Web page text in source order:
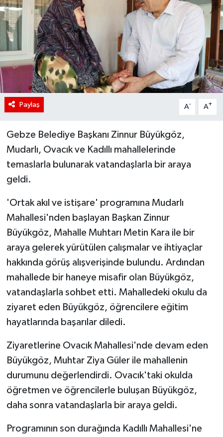
Paylaş A- A+
Gebze Belediye Başkanı Zinnur Büyükgöz,
Mudarlı, Ovacık ve Kadıllı mahallelerinde
temaslarla bulunarak vatandaşlarla bir araya
geldi.
'Ortak akıl ve istişare' programına Mudarlı
Mahallesi'nden başlayan Başkan Zinnur
Büyükgöz, Mahalle Muhtarı Metin Kara ile bir
araya gelerek yürütülen çalışmalar ve ihtiyaçlar
hakkında görüş alışverişinde bulundu. Ardından
mahallede bir haneye misafir olan Büyükgöz,
vatandaşlarla sohbet etti. Mahalledeki okulu da
ziyaret eden Büyükgöz, öğrencilere eğitim
hayatlarında başarılar diledi.
Ziyaretlerine Ovacık Mahallesi'nde devam eden
Büyükgöz, Muhtar Ziya Güler ile mahallenin
durumunu değerlendirdi. Ovacık'taki okulda
öğretmen ve öğrencilerle buluşan Büyükgöz,
daha sonra vatandaşlarla bir araya geldi.
Programının son durağında Kadıllı Mahallesi'ne